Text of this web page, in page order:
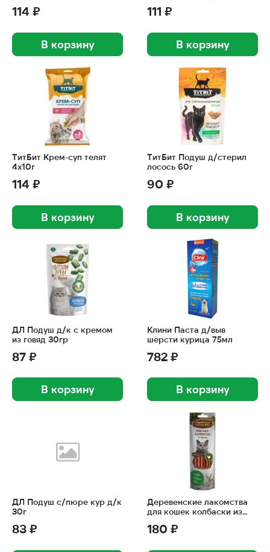
114 ₽
В корзину
111 ₽
В корзину
ТитБит Крем-суп телят
4х10г
114 ₽
В корзину
ТитБит Подуш д/стерил
лосось 60г
90 ₽
В корзину
ДЛ Подуш д/к с кремом
из говяд 30гр
87 ₽
В корзину
Клини Паста д/выв
шерсти курица 75мл
782 ₽
В корзину
ДЛ Подуш с/пюре кур д/к
30г
83 ₽
Деревенские лакомства
для кошек колбаски из
180 ₽